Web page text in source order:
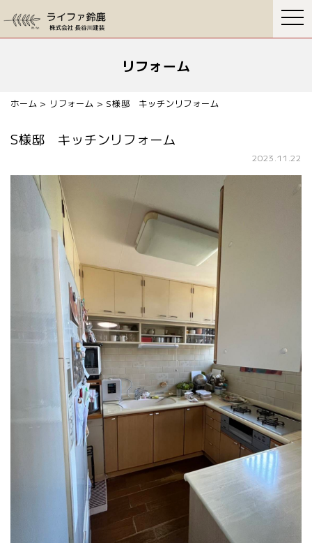
リフォーム
ホーム > リフォーム > S様邸 キッチンリフォーム
S様邸 キッチンリフォーム
2023.11.22